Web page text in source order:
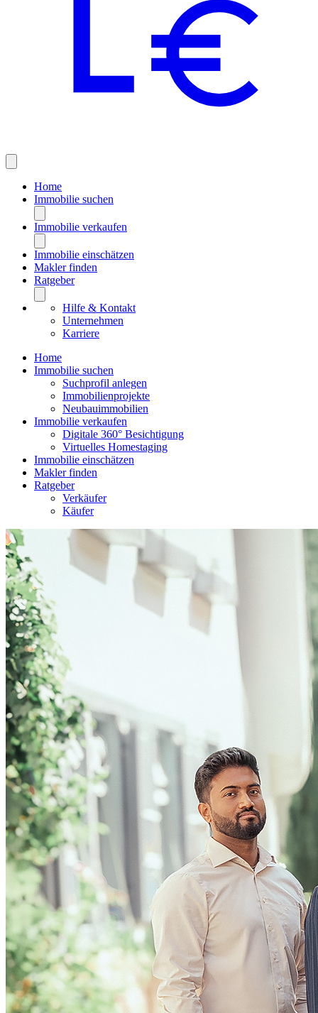
Home
Immobilie suchen
Immobilie verkaufen
Immobilie einschätzen
Makler finden
Ratgeber
Hilfe & Kontakt
Unternehmen
Karriere
Home
Immobilie suchen
Suchprofil anlegen
Immobilienprojekte
Neubauimmobilien
Immobilie verkaufen
Digitale 360° Besichtigung
Virtuelles Homestaging
Immobilie einschätzen
Makler finden
Ratgeber
Verkäufer
Käufer